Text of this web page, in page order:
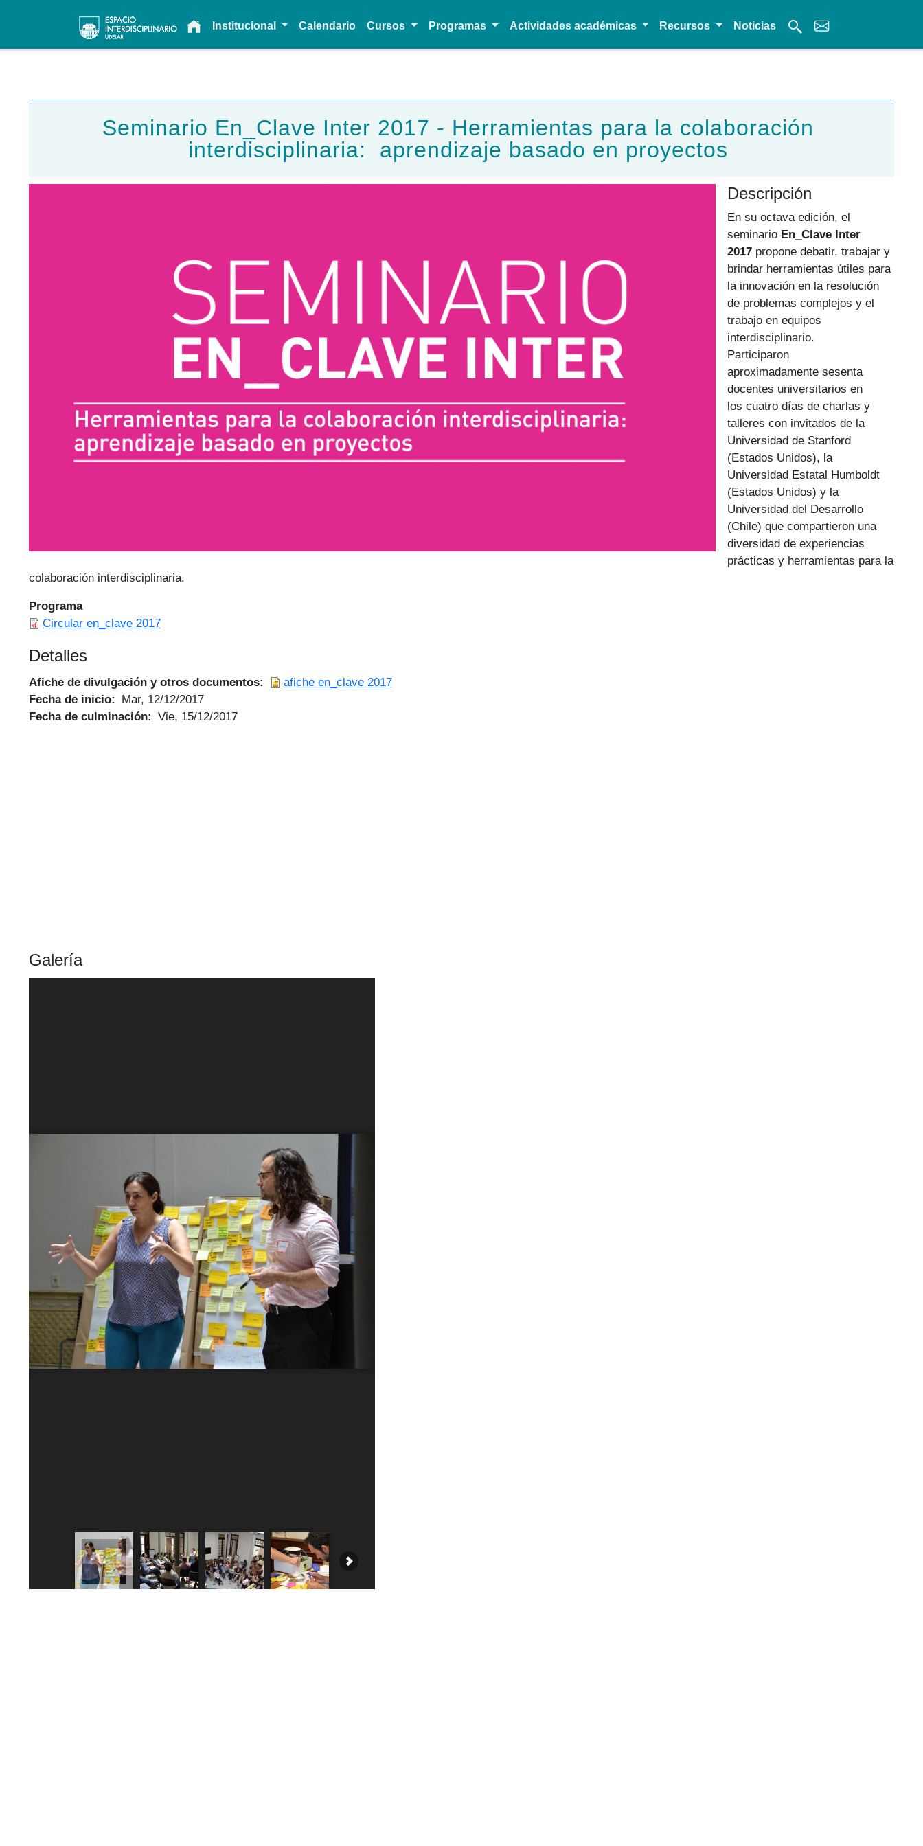
Main navigationInstitucional Calendario Cursos Programas Actividades académicas Recursos Noticias
Seminario En_Clave Inter 2017 - Herramientas​ ​para​ ​la​ ​colaboración​ ​
interdisciplinaria: aprendizaje​ ​basado​ ​en​ ​proyectos
Descripción
En su octava edición, el
seminario En_Clave Inter
2017 propone debatir, trabajar y
brindar herramientas útiles para
la innovación en la resolución
de problemas complejos y el
trabajo en equipos
interdisciplinario.
Participaron
aproximadamente sesenta
docentes universitarios en
los cuatro días de charlas y
talleres con invitados de la
Universidad de Stanford
(Estados Unidos), la
Universidad Estatal Humboldt
(Estados Unidos) y la
Universidad del Desarrollo
(Chile) que compartieron una
diversidad de experiencias
prácticas y herramientas para la
colaboración interdisciplinaria.
Programa
Circular en_clave 2017
Detalles
Afiche de divulgación y otros documentos
afiche en_clave 2017
Fecha de inicio
Mar, 12/12/2017
Fecha de culminación
Vie, 15/12/2017
Galería